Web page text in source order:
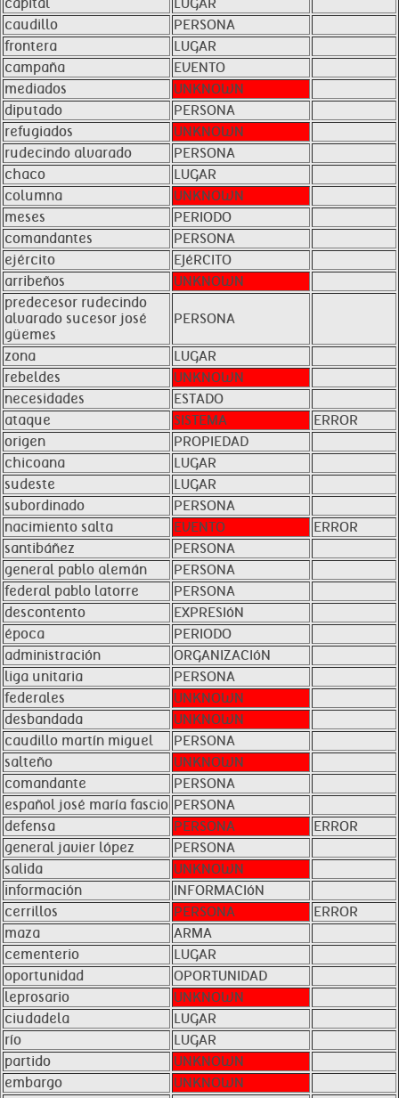
capital
LUGAR
caudillo
PERSONA
frontera
LUGAR
campaña
EVENTO
mediados
UNKNOWN
diputado
PERSONA
refugiados
UNKNOWN
rudecindo alvarado
PERSONA
chaco
LUGAR
columna
UNKNOWN
meses
PERIODO
comandantes
PERSONA
ejército
EJéRCITO
arribeños
UNKNOWN
predecesor rudecindo
alvarado sucesor josé
güemes
PERSONA
zona
LUGAR
rebeldes
UNKNOWN
necesidades
ESTADO
ataque
SISTEMA
ERROR
origen
PROPIEDAD
chicoana
LUGAR
sudeste
LUGAR
subordinado
PERSONA
nacimiento salta
EVENTO
ERROR
santibáñez
PERSONA
general pablo alemán
PERSONA
federal pablo latorre
PERSONA
descontento
EXPRESIóN
época
PERIODO
administración
ORGANIZACIóN
liga unitaria
PERSONA
federales
UNKNOWN
desbandada
UNKNOWN
caudillo martín miguel
PERSONA
salteño
UNKNOWN
comandante
PERSONA
español josé maría fascio PERSONA
defensa
PERSONA
ERROR
general javier lópez
PERSONA
salida
UNKNOWN
información
INFORMACIóN
cerrillos
PERSONA
ERROR
maza
ARMA
cementerio
LUGAR
oportunidad
OPORTUNIDAD
leprosario
UNKNOWN
ciudadela
LUGAR
río
LUGAR
partido
UNKNOWN
embargo
UNKNOWN